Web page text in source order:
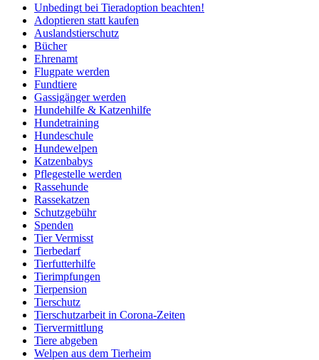
Unbedingt bei Tieradoption beachten!
Adoptieren statt kaufen
Auslandstierschutz
Bücher
Ehrenamt
Flugpate werden
Fundtiere
Gassigänger werden
Hundehilfe & Katzenhilfe
Hundetraining
Hundeschule
Hundewelpen
Katzenbabys
Pflegestelle werden
Rassehunde
Rassekatzen
Schutzgebühr
Spenden
Tier Vermisst
Tierbedarf
Tierfutterhilfe
Tierimpfungen
Tierpension
Tierschutz
Tierschutzarbeit in Corona-Zeiten
Tiervermittlung
Tiere abgeben
Welpen aus dem Tierheim